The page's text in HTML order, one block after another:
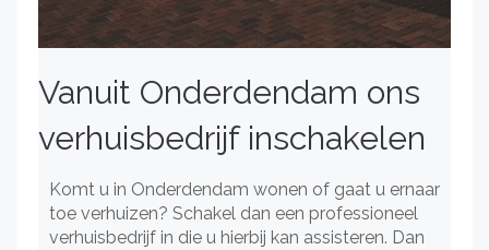
Vanuit Onderdendam ons
verhuisbedrijf inschakelen
Komt u in Onderdendam wonen of gaat u ernaar
toe verhuizen? Schakel dan een professioneel
verhuisbedrijf in die u hierbij kan assisteren. Dan